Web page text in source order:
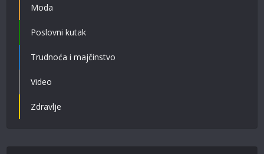
Moda
Poslovni kutak
Trudnoća i majčinstvo
Video
Zdravlje